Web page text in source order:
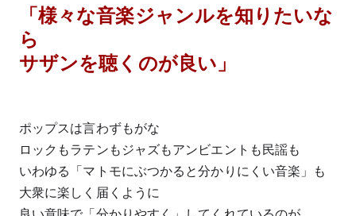
「様々な音楽ジャンルを知りたいな
ら
サザンを聴くのが良い」
ポップスは言わずもがな
ロックもラテンもジャズもアンビエントも民謡も
いわゆる「マトモにぶつかると分かりにくい音楽」も
大衆に楽しく届くように